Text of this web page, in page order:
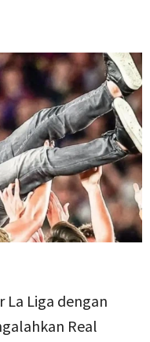
Liga dengan
Real